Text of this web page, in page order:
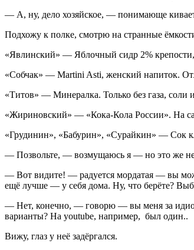
— А, ну, дело хозяйское, — понимающе кивает
Подхожу к полке, смотрю на странные
«Явлинский» — Яблочный сидр 2%
«Собчак» — Martini Asti, женский напиток.
«Титов» — Минералка. Только без газа, соли
«Жириновский» — «Кока-Кола России». На
«Грудинин», «Бабурин», «Сурайкин» — Сок
— Позвольте, — возмущаюсь я — но это же не
— Вот видите! — радуется мордатая — вы
ещё лучше — у себя дома. Ну, что берёте?
— Нет, конечно, — говорю — вы меня за
варианты? На youtube, например, был один..
Вижу, глаз у неё задёргался.